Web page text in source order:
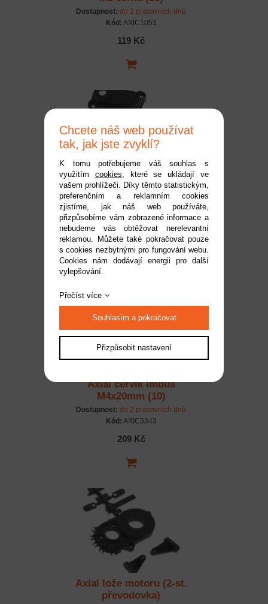
Dostupnost: do 2 pracovních dnů
Kód: AXIC1053
119 Kč
Axial krabička 2-st
převodovky
Dostupnost:
do 2 pracovních dnů
Kód: AXIC3376
289 Kč
Axial červík imbus
M4x20mm (10)
Dostupnost: do 2 pracovních dnů
Kód: AXIC3343
209 Kč
Axial lože motoru (2-st.
převodovka)
Chcete náš web používat
tak, jak jste zvyklí?
K tomu potřebujeme váš souhlas s
využitím cookies, které se ukládají ve
vašem prohlížeči. Díky těmto statistickým,
preferenčním a reklamním cookies
zjistíme, jak náš web používáte,
přizpůsobíme vám zobrazené informace a
nebudeme vás obtěžovat nerelevantní
reklamou. Můžete také pokračovat pouze
s cookies nezbytnými pro fungování webu.
Cookies nám dodávají energii pro další
vylepšování.
Přečíst více
Souhlasím a pokračovat
Přizpůsobit nastavení